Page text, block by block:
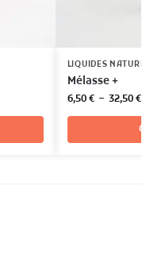
LIQUIDES
Mélasse +
6,50€ – 32,50€